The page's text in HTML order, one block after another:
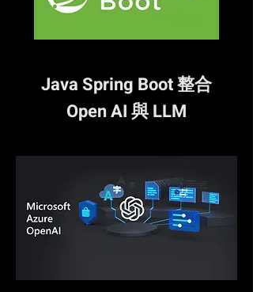
​Java Spring Boot 整合
Open AI 與 LLM